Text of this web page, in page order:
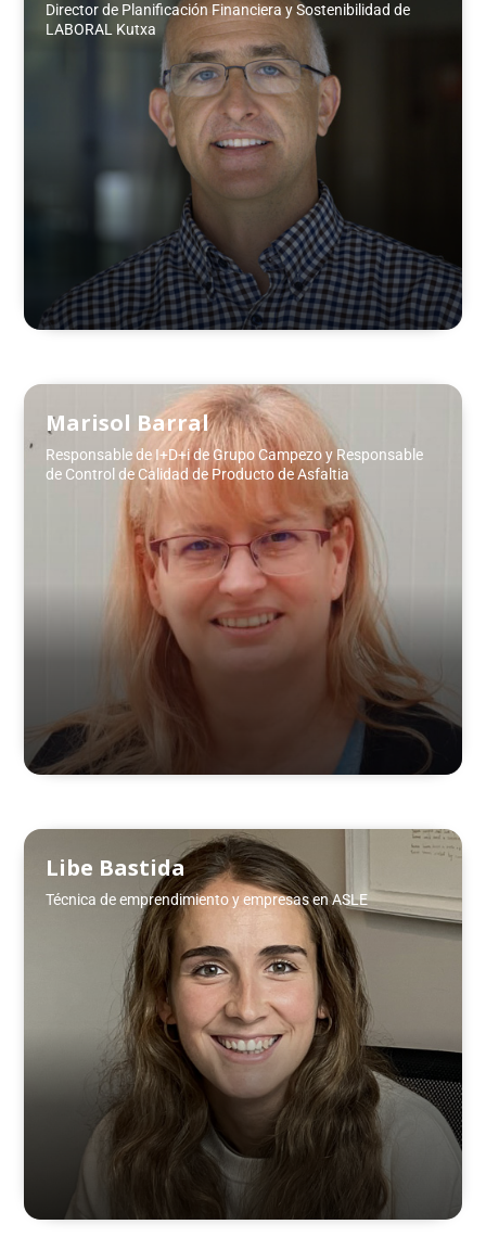
Director de Planificación Financiera y Sostenibilidad de
LABORAL Kutxa
Marisol Barral
Responsable de I+D+i de Grupo Campezo y Responsable
de Control de Calidad de Producto de Asfaltia
Libe Bastida
Técnica de emprendimiento y empresas en ASLE